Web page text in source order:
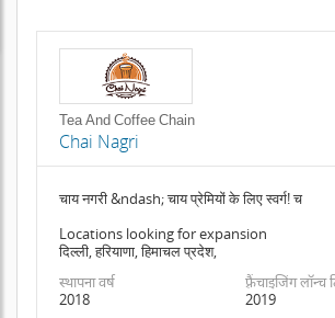
Tea And Coffee Chain
Chai Nagri
चाय नगरी &ndash; चाय प्रेमियों के लिए स्वर्ग! च
Locations looking for expansion
दिल्ली, हरियाणा, हिमाचल प्रदेश,
स्थापना वर्ष
2018
फ़्रैंचाइजिंग लॉन्च
2019